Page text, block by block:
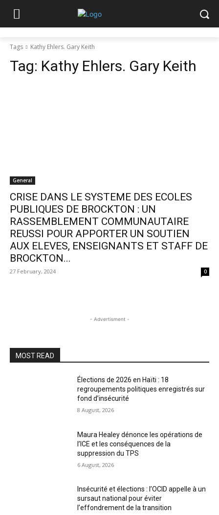
Tags Kathy Ehlers. Gary Keith
Tag: Kathy Ehlers. Gary Keith
General
CRISE DANS LE SYSTEME DES ECOLES
PUBLIQUES DE BROCKTON : UN
RASSEMBLEMENT COMMUNAUTAIRE
REUSSI POUR APPORTER UN SOUTIEN
AUX ELEVES, ENSEIGNANTS ET STAFF DE
BROCKTON...
27 February, 2024 0
- Advertisment -
MOST READ
Élections de 2026 en Haïti : 18
regroupements politiques enregistrés sur
fond d’insécurité
8 August, 2026
Maura Healey dénonce les opérations de
l’ICE et les conséquences de la
suppression du TPS
6 August, 2026
Insécurité et élections : l’OCID appelle à un
sursaut national pour éviter
l’effondrement de la transition